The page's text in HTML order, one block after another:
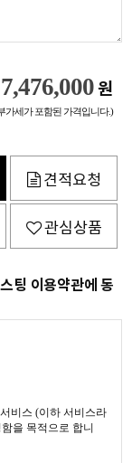
7,476,000 원
가세가 포함된 가격입니다.)
견적요청
관심상품
팅 이용약관에 동